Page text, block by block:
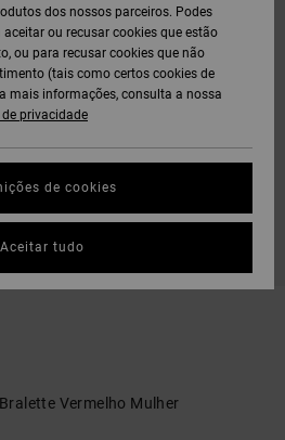
Vermelho Mulher
dos nossos parceiros. Podes
ou recusar cookies que estão
ou para recusar cookies que não
(tais como certos cookies de
mais informações, consulta a nossa
privacidade
de cookies
Aceitar tudo